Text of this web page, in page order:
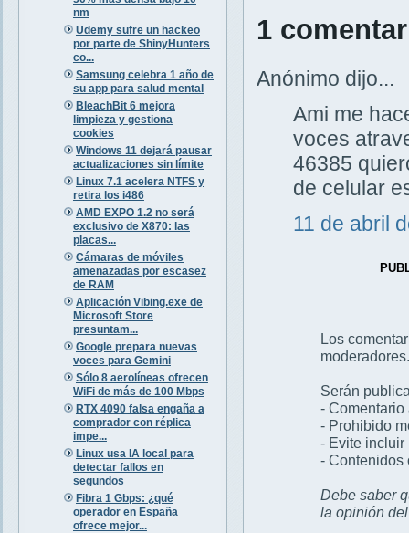
nm
Udemy sufre un hackeo
por parte de ShinyHunters
co...
Samsung celebra 1 año de
su app para salud mental
BleachBit 6 mejora
limpieza y gestiona
cookies
Windows 11 dejará pausar
actualizaciones sin límite
Linux 7.1 acelera NTFS y
retira los i486
AMD EXPO 1.2 no será
exclusivo de X870: las
placas...
Cámaras de móviles
amenazadas por escasez
de RAM
Aplicación Vibing.exe de
Microsoft Store
presuntam...
Google prepara nuevas
voces para Gemini
Sólo 8 aerolíneas ofrecen
WiFi de más de 100 Mbps
RTX 4090 falsa engaña a
comprador con réplica
impe...
Linux usa IA local para
detectar fallos en
segundos
Fibra 1 Gbps: ¿qué
operador en España
ofrece mejor...
1
Anónimo dijo...
Ami me
voces
46385
de celular
11 de abril
Los
moderadores.
Serán
- Comentario
- Prohibido
- Evite incluir
- Contenidos
Debe saber
la opinión